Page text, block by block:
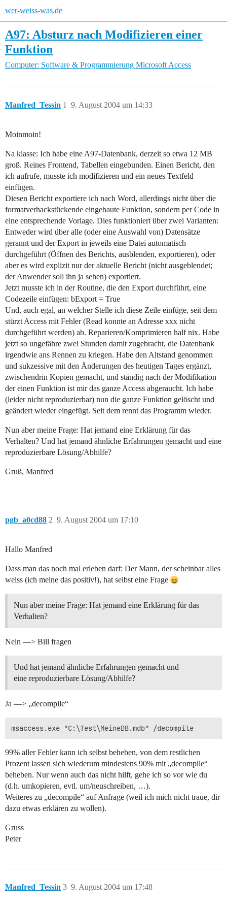
wer-weiss-was.de
A97: Absturz nach Modifizieren einer
Funktion
Computer: Software & Programmierung Microsoft Access
Manfred_Tessin 9. August 2004 um 14:33
1
Moinmoin!
Na klasse: Ich habe eine A97-Datenbank, derzeit so etwa 12 MB
groß. Reines Frontend, Tabellen eingebunden. Einen Bericht, den
ich aufrufe, musste ich modifizieren und ein neues Textfeld
einfügen.
Diesen Bericht exportiere ich nach Word, allerdings nicht über die
formatverhackstückende eingebaute Funktion, sondern per Code in
eine entsprechende Vorlage. Dies funktioniert über zwei Varianten:
Entweder wird über alle (oder eine Auswahl von) Datensätze
gerannt und der Export in jeweils eine Datei automatisch
durchgeführt (Öffnen des Berichts, ausblenden, exportieren), oder
aber es wird explizit nur der aktuelle Bericht (nicht ausgeblendet;
der Anwender soll ihn ja sehen) exportiert.
Jetzt musste ich in der Routine, die den Export durchführt, eine
Codezeile einfügen: bExport = True
Und, auch egal, an welcher Stelle ich diese Zeile einfüge, seit dem
stürzt Access mit Fehler (Read konnte an Adresse xxx nicht
durchgeführt werden) ab. Reparieren/Komprimieren half nix. Habe
jetzt so ungefähre zwei Stunden damit zugebracht, die Datenbank
irgendwie ans Rennen zu kriegen. Habe den Altstand genommen
und sukzessive mit den Änderungen des heutigen Tages ergänzt,
zwischendrin Kopien gemacht, und ständig nach der Modifikation
der einen Funktion ist mir das ganze Access abgeraucht. Ich habe
(leider nicht reproduzierbar) nun die ganze Funktion gelöscht und
geändert wieder eingefügt. Seit dem rennt das Programm wieder.
Nun aber meine Frage: Hat jemand eine Erklärung für das
Verhalten? Und hat jemand ähnliche Erfahrungen gemacht und eine
reproduzierbare Lösung/Abhilfe?
Gruß, Manfred
pgb_a0cd88 9. August 2004 um 17:10
2
Hallo Manfred
Dass man das noch mal erleben darf: Der Mann, der scheinbar alles
weiss (ich meine das positiv!), hat selbst eine Frage
Nun aber meine Frage: Hat jemand eine Erklärung für das
Verhalten?
Nein —> Bill fragen
Und hat jemand ähnliche Erfahrungen gemacht und
eine reproduzierbare Lösung/Abhilfe?
Ja —> „decompile“
99% aller Fehler kann ich selbst beheben, von dem restlichen
Prozent lassen sich wiederum mindestens 90% mit „decompile“
beheben. Nur wenn auch das nicht hilft, gehe ich so vor wie du
(d.h. umkopieren, evtl. um/neuschreiben, …).
Weiteres zu „decompile“ auf Anfrage (weil ich mich nicht traue, dir
dazu etwas erklären zu wollen).
Gruss
Peter
Manfred_Tessin 9. August 2004 um 17:48
3